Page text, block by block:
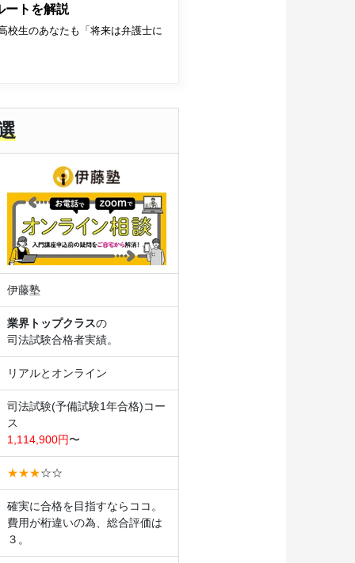
ートを解説
校生のあなたも「将来は弁護士に
伊藤塾
業界トップクラスの
司法試験合格者実績。
リアルとオンライン
司法試験(予備試験1年合格)コー
ス
1,114,900円〜
★★★☆☆
確実に合格を目指すならココ。
費用が桁違いの為、総合評価は
３。